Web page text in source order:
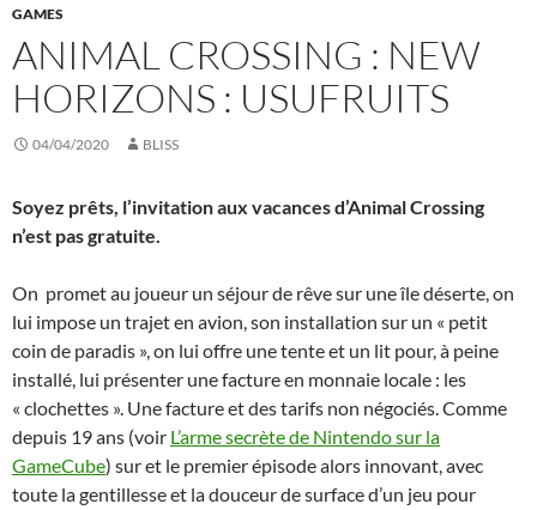
GAMES
ANIMAL CROSSING : NEW
HORIZONS : USUFRUITS
04/04/2020 BLISS
Soyez prêts, l’invitation aux vacances d’Animal Crossing
n’est pas gratuite.
On promet au joueur un séjour de rêve sur une île déserte, on
lui impose un trajet en avion, son installation sur un « petit
coin de paradis », on lui offre une tente et un lit pour, à peine
installé, lui présenter une facture en monnaie locale : les
« clochettes ». Une facture et des tarifs non négociés. Comme
depuis 19 ans (voir L’arme secrète de Nintendo sur la
GameCube) sur et le premier épisode alors innovant, avec
toute la gentillesse et la douceur de surface d’un jeu pour